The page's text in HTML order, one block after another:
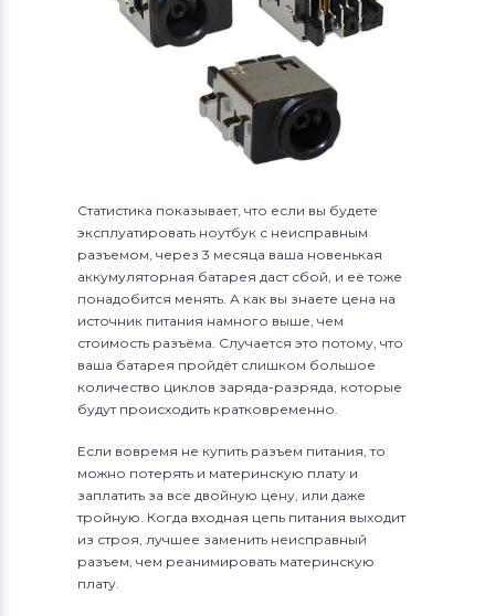
Статистика показывает, что если вы будете
эксплуатировать ноутбук с неисправным
разъемом, через 3 месяца ваша новенькая
аккумуляторная батарея даст сбой, и её тоже
понадобится менять. А как вы знаете цена на
источник питания намного выше, чем
стоимость разъёма. Случается это потому, что
ваша батарея пройдёт слишком большое
количество циклов заряда-разряда, которые
будут происходить кратковременно.
Если вовремя не купить разъем питания, то
можно потерять и материнскую плату и
заплатить за все двойную цену, или даже
тройную. Когда входная цепь питания выходит
из строя, лучшее заменить неисправный
разъем, чем реанимировать материнскую
плату.